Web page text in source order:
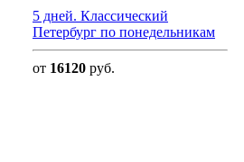
5 дней. Классический
Петербург по понедельникам
от 16120 руб.